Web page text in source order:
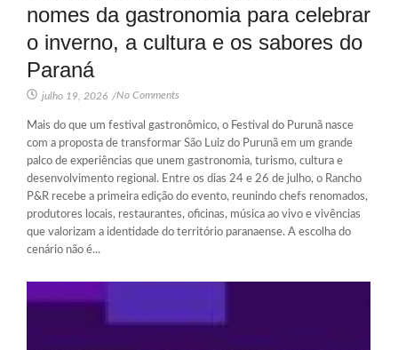
nomes da gastronomia para celebrar
o inverno, a cultura e os sabores do
Paraná
julho 19, 2026 /No Comments
Mais do que um festival gastronômico, o Festival do Purunã nasce
com a proposta de transformar São Luiz do Purunã em um grande
palco de experiências que unem gastronomia, turismo, cultura e
desenvolvimento regional. Entre os dias 24 e 26 de julho, o Rancho
P&R recebe a primeira edição do evento, reunindo chefs renomados,
produtores locais, restaurantes, oficinas, música ao vivo e vivências
que valorizam a identidade do território paranaense. A escolha do
cenário não é...